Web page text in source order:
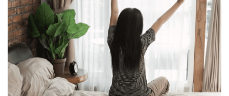
Sehat
Jangan
Abaikan!
Begini
Cara
Hidup
Sehat